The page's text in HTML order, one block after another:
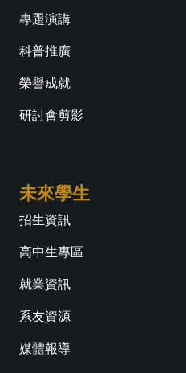
專題演講
科普推廣
榮譽成就
研討會剪影
未來學生
招生資訊
高中生專區
就業資訊
系友資源
媒體報導